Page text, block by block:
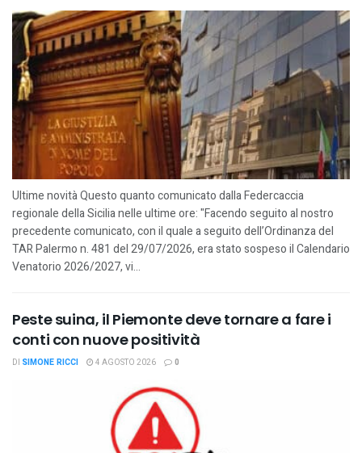
Ultime novità Questo quanto comunicato dalla Federcaccia
regionale della Sicilia nelle ultime ore: "Facendo seguito al nostro
precedente comunicato, con il quale a seguito dell’Ordinanza del
TAR Palermo n. 481 del 29/07/2026, era stato sospeso il Calendario
Venatorio 2026/2027, vi...
Peste suina, il Piemonte deve tornare a fare i
conti con nuove positività
DI SIMONE RICCI 4 AGOSTO 2026 0